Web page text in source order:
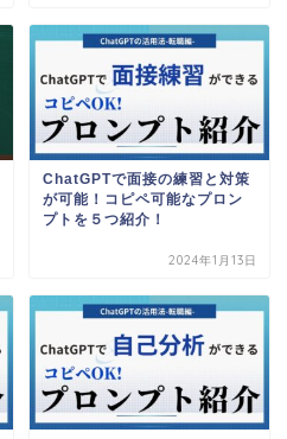
ChatGPTで面接の練習と対策
が可能！コピペ可能なプロン
プトを５つ紹介！
2024年1月13日